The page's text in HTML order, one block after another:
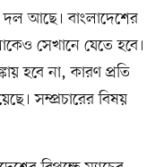
দল আছে। বাংলাদেশের
সেখানে যেতে হবে।
হবে না, কারণ প্রতি
সম্প্রচারের বিষয়